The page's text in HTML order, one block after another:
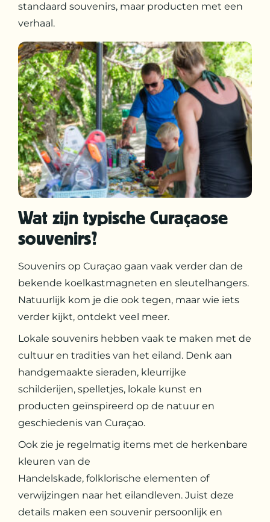
standaard souvenirs, maar producten met een
verhaal.
Wat zijn typische Curaçaose
souvenirs?
Souvenirs op Curaçao gaan vaak verder dan de
bekende koelkastmagneten en sleutelhangers.
Natuurlijk kom je die ook tegen, maar wie iets
verder kijkt, ontdekt veel meer.
Lokale souvenirs hebben vaak te maken met de
cultuur en tradities van het eiland. Denk aan
handgemaakte sieraden, kleurrijke
schilderijen, spelletjes, lokale kunst en
producten geïnspireerd op de natuur en
geschiedenis van Curaçao.
Ook zie je regelmatig items met de herkenbare
kleuren van de
Handelskade, folklorische elementen of
verwijzingen naar het eilandleven. Juist deze
details maken een souvenir persoonlijk en